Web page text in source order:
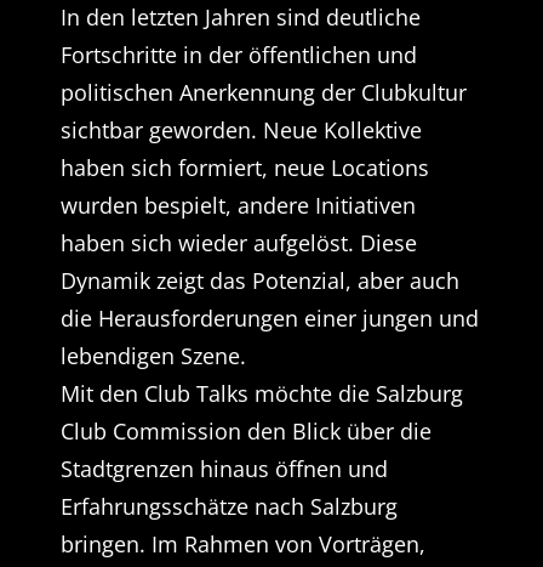
In den letzten Jahren sind deutliche
Fortschritte in der öffentlichen und
politischen Anerkennung der Clubkultur
sichtbar geworden. Neue Kollektive
haben sich formiert, neue Locations
wurden bespielt, andere Initiativen
haben sich wieder aufgelöst. Diese
Dynamik zeigt das Potenzial, aber auch
die Herausforderungen einer jungen und
lebendigen Szene.
Mit den Club Talks möchte die Salzburg
Club Commission den Blick über die
Stadtgrenzen hinaus öffnen und
Erfahrungsschätze nach Salzburg
bringen. Im Rahmen von Vorträgen,